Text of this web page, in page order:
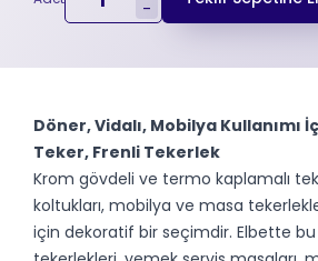
-
Döner, Vidalı, Mobilya Kullanımı
Teker, Frenli Tekerlek
Krom gövdeli ve termo kaplamalı
koltukları, mobilya ve masa
için dekoratif bir seçimdir. Elbette